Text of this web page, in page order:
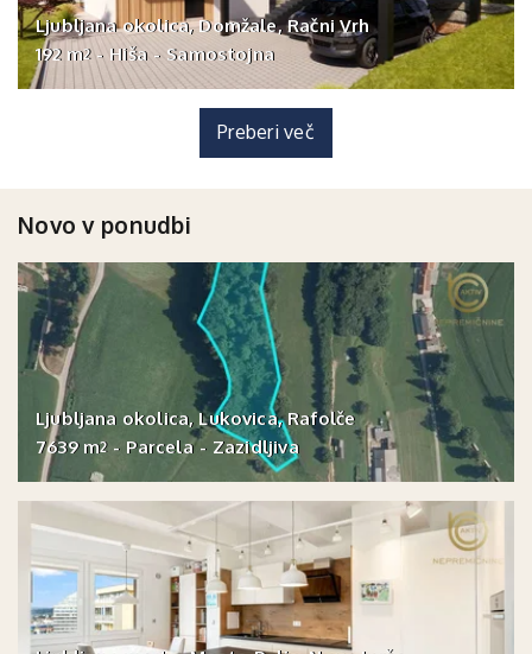
Ljubljana okolica, Domžale, Račni Vrh
192 m2 - Hiša - Samostojna
Preberi več
Novo v ponudbi
Ljubljana okolica, Lukovica, Rafolče
7639 m2 - Parcela - Zazidljiva